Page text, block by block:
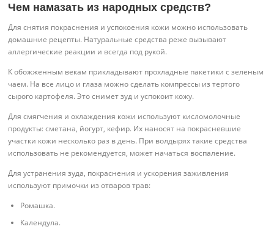
Чем намазать из народных средств?
Для снятия покраснения и успокоения кожи можно использовать
домашние рецепты. Натуральные средства реже вызывают
аллергические реакции и всегда под рукой.
К обожженным векам прикладывают прохладные пакетики с зеленым
чаем. На все лицо и глаза можно сделать компрессы из тертого
сырого картофеля. Это снимет зуд и успокоит кожу.
Для смягчения и охлаждения кожи используют кисломолочные
продукты: сметана, йогурт, кефир. Их наносят на покрасневшие
участки кожи несколько раз в день. При волдырях такие средства
использовать не рекомендуется, может начаться воспаление.
Для устранения зуда, покраснения и ускорения заживления
используют примочки из отваров трав:
Ромашка.
Календула.